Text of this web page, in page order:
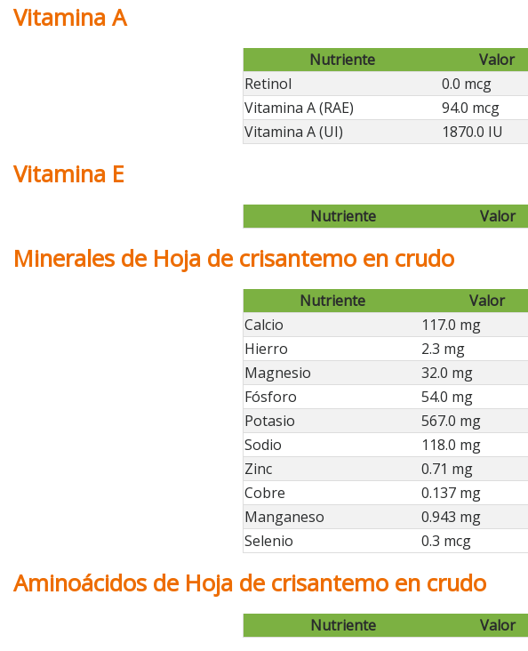
Vitamina A
Nutriente
Valor
Retinol
0.0 mcg
Vitamina A (RAE)
94.0 mcg
Vitamina A (UI)
1870.0 IU
Vitamina E
Nutriente Valor
Minerales de Hoja de crisantemo en crudo
Nutriente
Valor
Calcio
117.0 mg
Hierro
2.3 mg
Magnesio
32.0 mg
Fósforo
54.0 mg
Potasio
567.0 mg
Sodio
118.0 mg
Zinc
0.71 mg
Cobre
0.137 mg
Manganeso
0.943 mg
Selenio
0.3 mcg
Aminoácidos de Hoja de crisantemo en crudo
Nutriente Valor